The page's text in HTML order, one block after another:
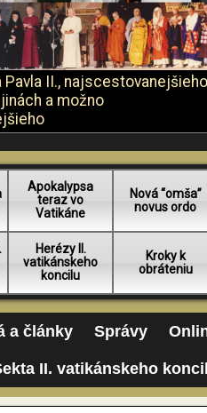
Pavla II., najscestovanejšieho
a možno
Apokalypsa
teraz vo
Vatikáne
Nová “omša”
novus ordo
Herézy II.
vatikánskeho
koncilu
Kroky k
obráteniu
a články Správy
II. vatikánskeho